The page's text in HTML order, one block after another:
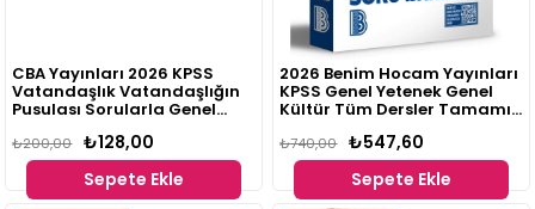
CBA Yayınları 2026 KPSS
Vatandaşlık Vatandaşlığın
Pusulası Sorularla Genel
Yayınları₺128,00
₺200,00
Sepete Ekle
2026 Benim Hocam Yayınları
KPSS Genel Yetenek Genel
Kültür Tüm Dersler Tamamı
Ramazan Yetgin, Bayram
Meral, Şenol Aydın, Kadir
Gümüş, Erdal Kesekler
₺547,60
₺740,00
Sepete Ekle